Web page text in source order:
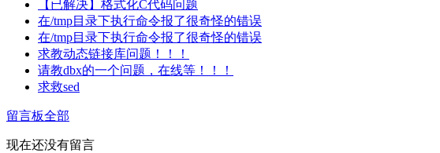
【已解决】格式化C代码问题
在/tmp目录下执行命令报了很奇怪的错误
在/tmp目录下执行命令报了很奇怪的错误
求教动态链接库问题！！！
请教dbx的一个问题，在线等！！！
求救sed
留言板全部
现在还没有留言